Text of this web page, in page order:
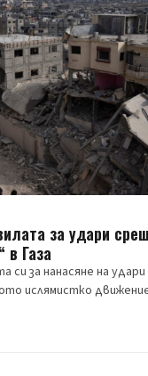
за удари
в Газа
си за нанасяне на
ислямистко